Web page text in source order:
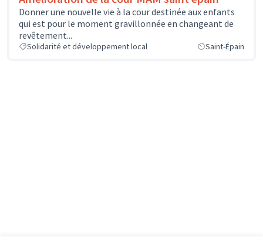
Donner une nouvelle vie à la cour destinée aux enfants
qui est pour le moment gravillonnée en changeant de
revêtement...
Solidarité et développement local Saint-Épain